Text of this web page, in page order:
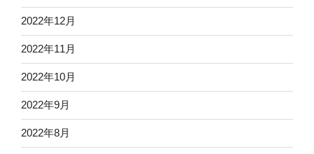
2022年12月
2022年11月
2022年10月
2022年9月
2022年8月